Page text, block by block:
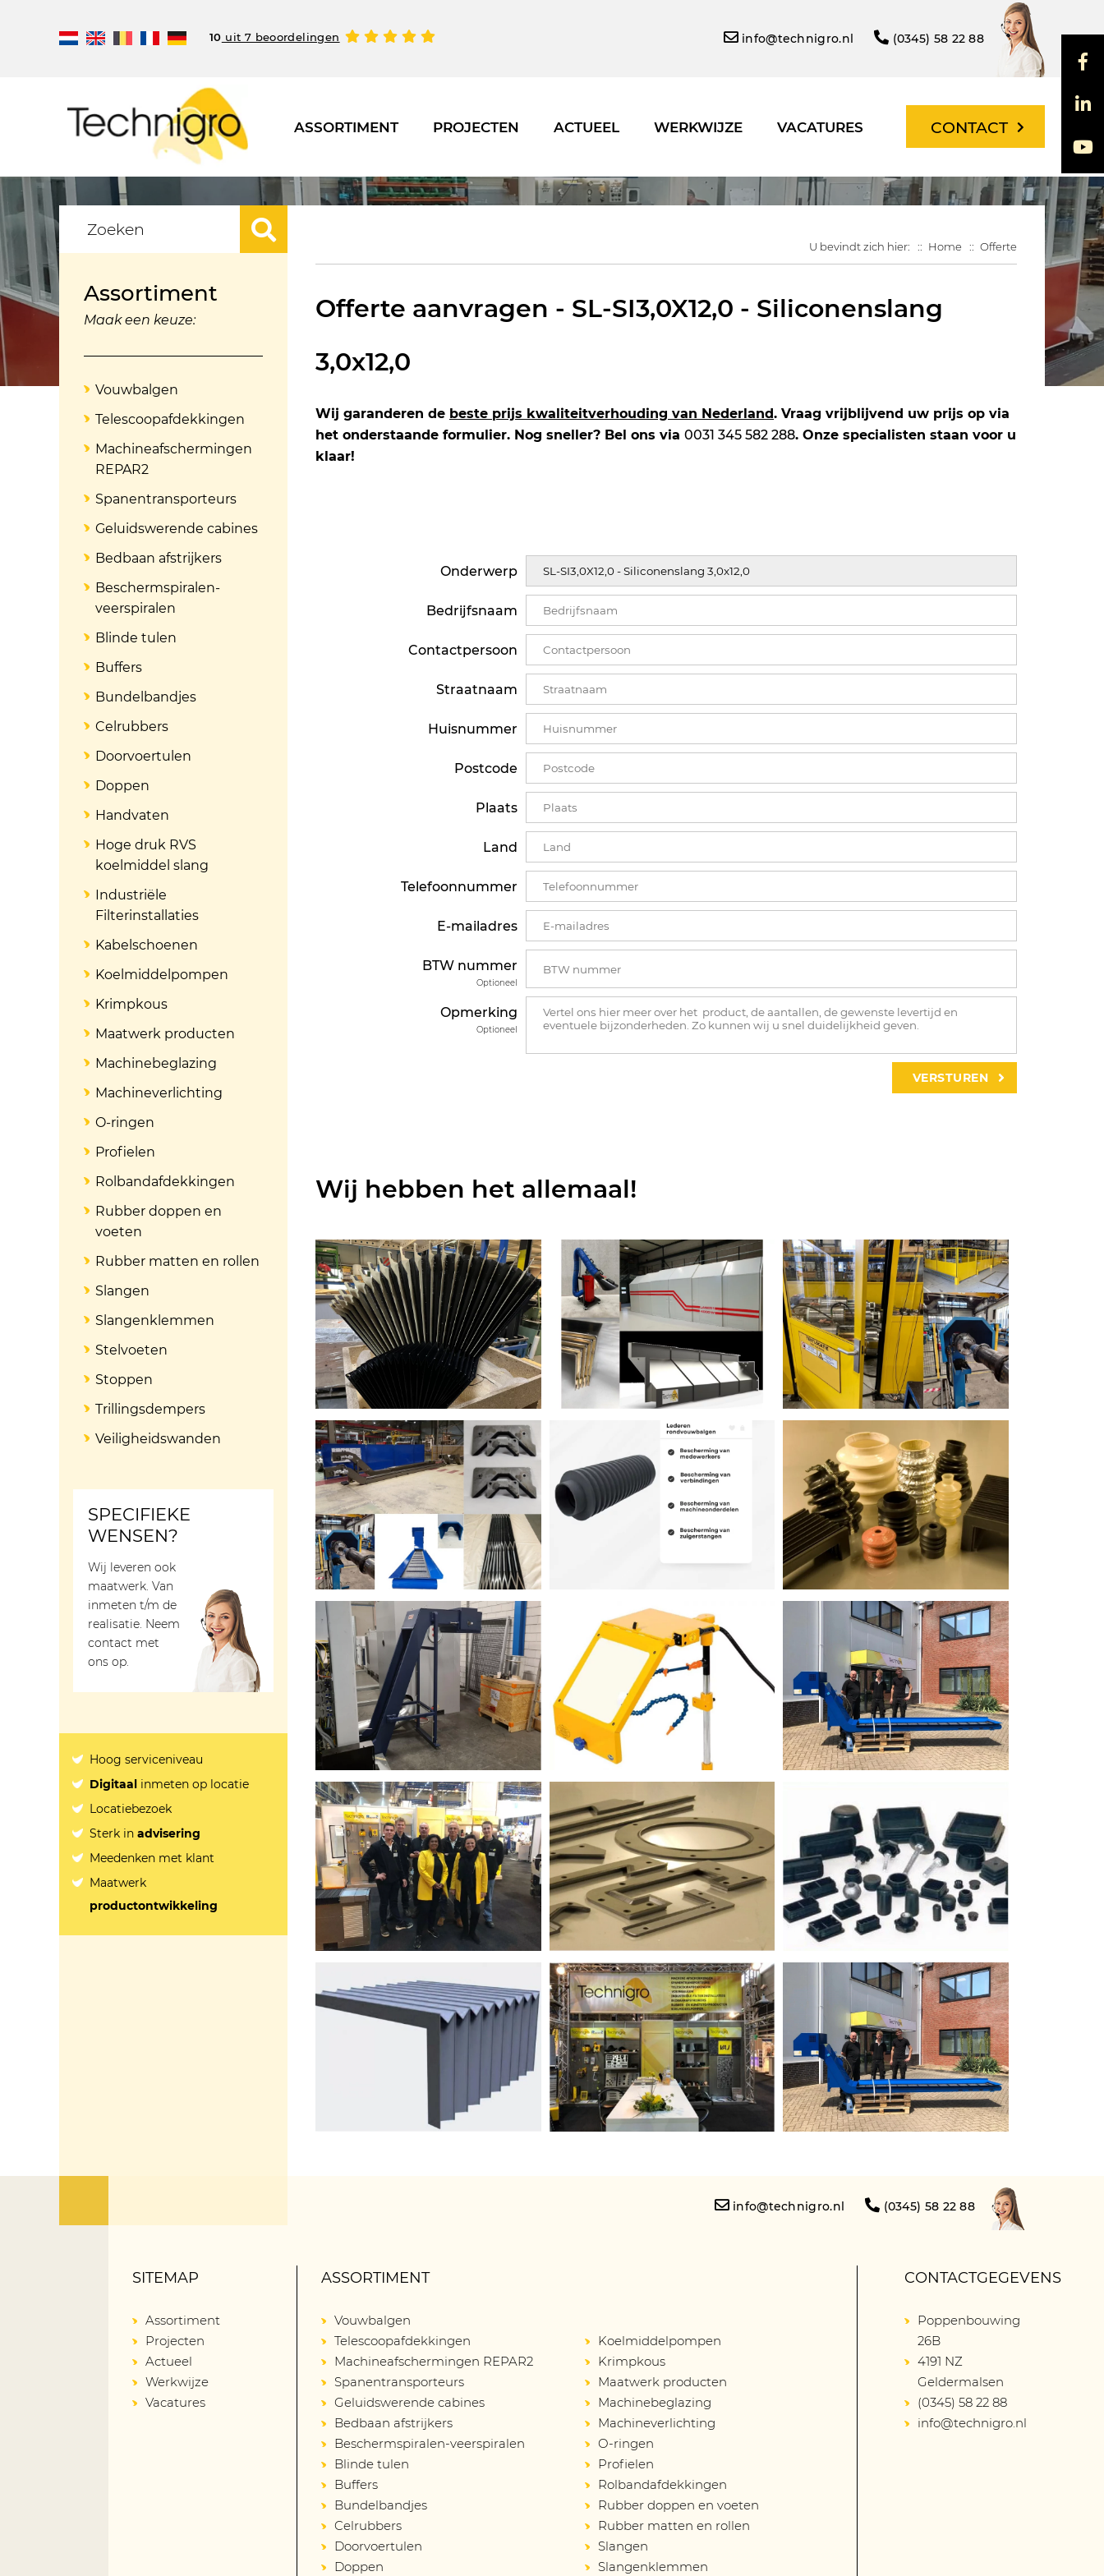
10 uit 7 beoordelingen info@technigro.nl (0345) 58 22 88
ASSORTIMENT PROJECTEN ACTUEEL WERKWIJZE VACATURES CONTACT
U bevindt zich hier: Home Offerte
Offerte aanvragen - SL-SI3,0X12,0 - Siliconenslang
3,0x12,0
Wij garanderen de beste prijs kwaliteitverhouding van Nederland. Vraag vrijblijvend uw prijs op via
het onderstaande formulier. Nog sneller? Bel ons via0031 345 582 288. Onze specialisten staan voor u
klaar!
Onderwerp
Bedrijfsnaam
Contactpersoon
Straatnaam
Huisnummer
Postcode
Plaats
Land
Telefoonnummer
E-mailadres
BTW nummer
Optioneel
Opmerking
Optioneel
Wij hebben het allemaal!
Assortiment
Maak een keuze:
Vouwbalgen
Telescoopafdekkingen
Machineafschermingen
REPAR2
Spanentransporteurs
Geluidswerende cabines
Bedbaan afstrijkers
Beschermspiralen-
veerspiralen
Blinde tulen
Buffers
Bundelbandjes
Celrubbers
Doorvoertulen
Doppen
Handvaten
Hoge druk RVS
koelmiddel slang
Industriële
Filterinstallaties
Kabelschoenen
Koelmiddelpompen
Krimpkous
Maatwerk producten
Machinebeglazing
Machineverlichting
O-ringen
Profielen
Rolbandafdekkingen
Rubber doppen en
voeten
Rubber matten en rollen
Slangen
Slangenklemmen
Stelvoeten
Stoppen
Trillingsdempers
Veiligheidswanden
SPECIFIEKE
WENSEN?
Wij leveren ook
maatwerk. Van
inmeten t/m de
realisatie. Neem
contact met
ons op.
Hoog serviceniveau
Digitaal inmeten op locatie
Locatiebezoek
Sterk inadvisering
Meedenken met klant
Maatwerk
productontwikkeling
info@technigro.nl (0345) 58 22 88
SITEMAP
Assortiment
Projecten
Actueel
Werkwijze
Vacatures
ASSORTIMENT
Vouwbalgen
Telescoopafdekkingen
Machineafschermingen REPAR2
Spanentransporteurs
Geluidswerende cabines
Bedbaan afstrijkers
Beschermspiralen-veerspiralen
Blinde tulen
Buffers
Bundelbandjes
Celrubbers
Doorvoertulen
Doppen
Koelmiddelpompen
Krimpkous
Maatwerk producten
Machinebeglazing
Machineverlichting
O-ringen
Profielen
Rolbandafdekkingen
Rubber doppen en voeten
Rubber matten en rollen
Slangen
Slangenklemmen
CONTACTGEGEVENS
Poppenbouwing
26B
4191 NZ
Geldermalsen
(0345) 58 22 88
info@technigro.nl